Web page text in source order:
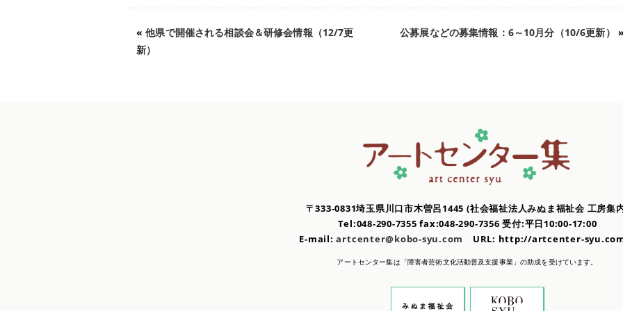
«他県で開催される相談会＆研修会情報（12/7更
新）
公募展などの募集情報：6～10月分（10/6更新） »
〒333-0831埼玉県川口市木曽呂1445 (社会福祉法人みぬま福祉会 工房集
Tel:048-290-7355 fax:048-290-7356受付:平日10:00-17:00
E-mail:artcenter@kobo-syu.com URL: http://artcenter-
アートセンター集は「障害者芸術文化活動普及支援事業」の助成を受けています。